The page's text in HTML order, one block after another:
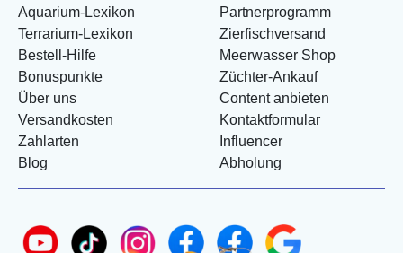
Aquarium-Lexikon
Terrarium-Lexikon
Bestell-Hilfe
Bonuspunkte
Über uns
Versandkosten
Zahlarten
Blog
Partnerprogramm
Zierfischversand
Meerwasser Shop
Züchter-Ankauf
Content anbieten
Kontaktformular
Influencer
Abholung